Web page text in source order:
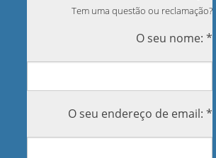
Tem uma questão ou reclamação?
O seu nome: *
O seu endereço de email: *